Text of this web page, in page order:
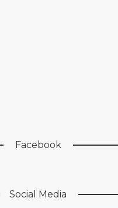
Facebook
Social Media